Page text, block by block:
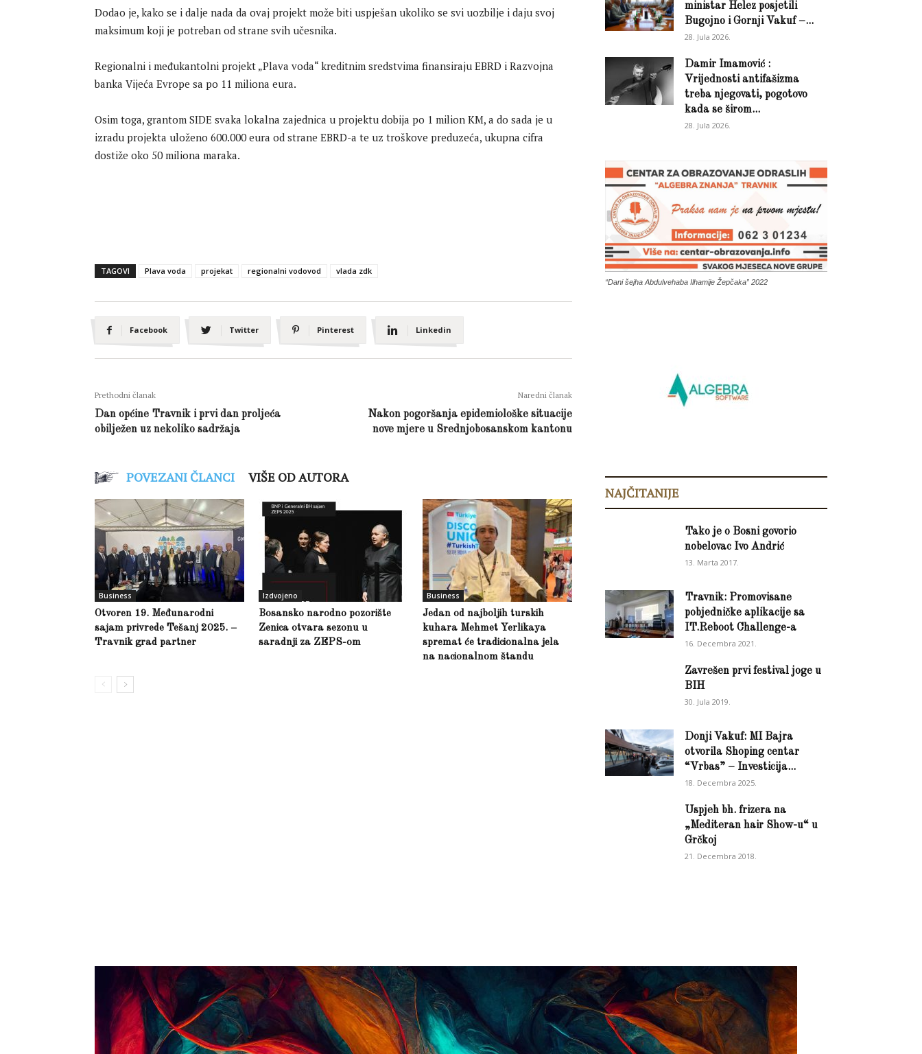
Dodao je, kako se i dalje nada da ovaj projekt može biti uspješan ukoliko se svi uozbilje i daju svoj
maksimum koji je potreban od strane svih učesnika.
Regionalni i međukantolni projekt „Plava voda“ kreditnim sredstvima finansiraju EBRD i Razvojna
banka Vijeća Evrope sa po 11 miliona eura.
Osim toga, grantom SIDE svaka lokalna zajednica u projektu dobija po 1 milion KM, a do sada je u
izradu projekta uloženo 600.000 eura od strane EBRD-a te uz troškove preduzeća, ukupna cifra
dostiže oko 50 miliona maraka.
TAGOVI Plava voda projekat regionalni vodovod vlada zdk
Facebook Twitter Pinterest Linkedin
Prethodni članak
Dan općine Travnik i prvi dan proljeća
obilježen uz nekoliko sadržaja
Naredni članak
Nakon pogoršanja epidemiološke situacije
nove mjere u Srednjobosanskom kantonu
POVEZANI ČLANCI VIŠE OD AUTORA
Business
Otvoren 19. Međunarodni
sajam privrede Tešanj 2025. –
Travnik grad partner
Izdvojeno
Bosansko narodno pozorište
Zenica otvara sezonu u
saradnji za ZEPS-om
Business
Jedan od najboljih turskih
kuhara Mehmet Yerlikaya
spremat će tradicionalna jela
na nacionalnom štandu
ministar Helez posjetili
Bugojno i Gornji Vakuf –...
28. Jula 2026.
Damir Imamović :
Vrijednosti antifašizma
treba njegovati, pogotovo
kada se širom...
28. Jula 2026.
“Dani šejha Abdulvehaba Ilhamije Žepčaka” 2022
NAJČITANIJE
Tako je o Bosni govorio
nobelovac Ivo Andrić
13. Marta 2017.
Travnik: Promovisane
pobjedničke aplikacije sa
IT.Reboot Challenge-a
16. Decembra 2021.
Zavrešen prvi festival joge u
BIH
30. Jula 2019.
Donji Vakuf: MI Bajra
otvorila Shoping centar
“Vrbas” – Investicija...
18. Decembra 2025.
Uspjeh bh. frizera na
„Mediteran hair Show-u“ u
Grčkoj
21. Decembra 2018.